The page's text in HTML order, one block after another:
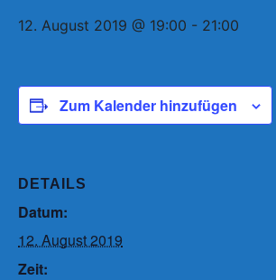
12. August 2019 @ 19:00 - 21:00
Zum Kalender hinzufügen
DETAILS
Datum:
12. August 2019
Zeit: